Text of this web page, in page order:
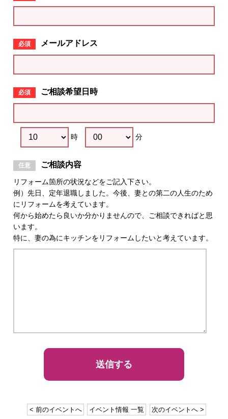
メールアドレス
ご相談希望日時
時 分
ご相談内容
リフォーム箇所の状況などをご記入下さい。
例）先日、定年退職しました。今後、妻との第二の人生のため
にリフォームを考えています。
何から始めたら良いか分かりませんので、ご相談できればと思
います。
特に、妻の為にキッチンをリフォームしたいと考えています。
< 前のイベントへ イベント情報 一覧 次のイベントへ >